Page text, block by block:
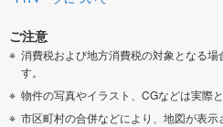
ご注意
消費税および地方消費税の対象となる
す。
物件の写真やイラスト、CGなどは実際
市区町村の合併などにより、地図が表